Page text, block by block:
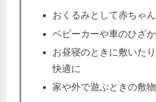
おくるみとして赤ちゃ
ベビーカーや車のひざ
お昼寝のときに敷いた
快適に
家や外で遊ぶときの敷